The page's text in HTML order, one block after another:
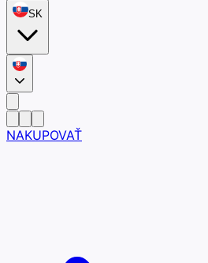
SK
NAKUPOVAŤ